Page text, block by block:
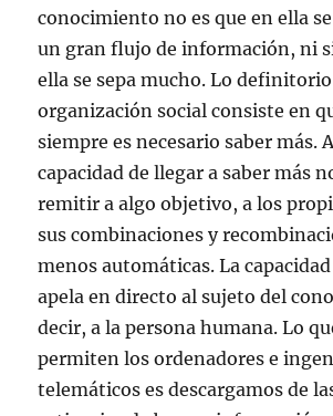
conocimiento no es que en ella
un gran flujo de información, ni
ella se sepa mucho. Lo
organización social consiste en
siempre es necesario saber más.
capacidad de llegar a saber más
remitir a algo objetivo, a los
sus combinaciones y
menos automáticas. La
apela en directo al sujeto del
decir, a la persona humana. Lo
permiten los ordenadores e
telemáticos es descargamos de